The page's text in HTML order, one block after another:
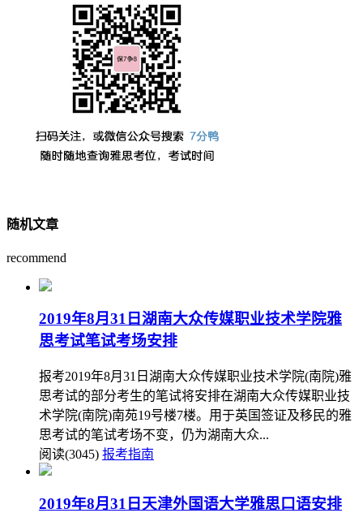
随机文章
recommend
2019年8月31日湖南大众传媒职业技术学院雅
思考试笔试考场安排
报考2019年8月31日湖南大众传媒职业技术学院(南院)雅
思考试的部分考生的笔试将安排在湖南大众传媒职业技
术学院(南院)南苑19号楼7楼。用于英国签证及移民的雅
思考试的笔试考场不变，仍为湖南大众...
阅读(3045) 报考指南
2019年8月31日天津外国语大学雅思口语安排